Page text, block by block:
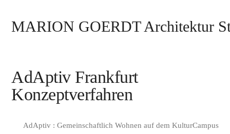
MARION GOERDT Architektur
AdAptiv Frankfurt
Konzeptverfahren
AdAptiv : Gemeinschaftlich Wohnen auf dem KulturCampus